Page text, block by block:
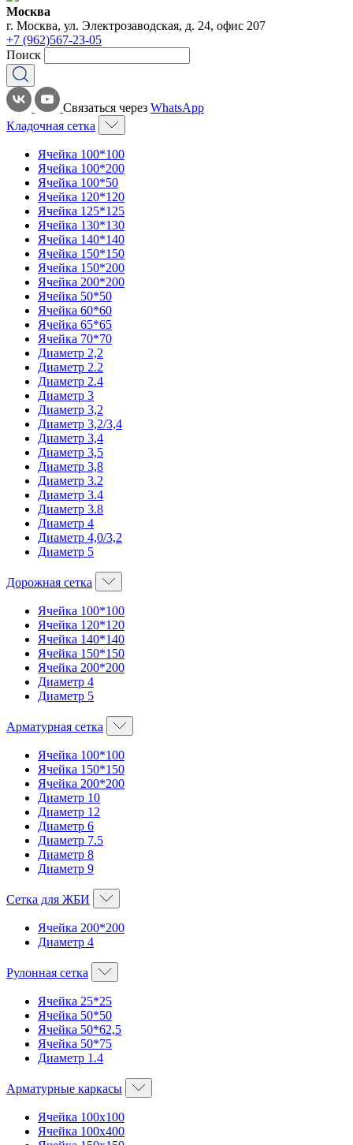
Москва
г. Москва, ул. Электрозаводская, д. 24, офис 207
+7 (962)567-23-05
Поиск
Связаться через WhatsApp
Кладочная сетка
Ячейка 100*100
Ячейка 100*200
Ячейка 100*50
Ячейка 120*120
Ячейка 125*125
Ячейка 130*130
Ячейка 140*140
Ячейка 150*150
Ячейка 150*200
Ячейка 200*200
Ячейка 50*50
Ячейка 60*60
Ячейка 65*65
Ячейка 70*70
Диаметр 2,2
Диаметр 2.2
Диаметр 2.4
Диаметр 3
Диаметр 3,2
Диаметр 3,2/3,4
Диаметр 3,4
Диаметр 3,5
Диаметр 3,8
Диаметр 3.2
Диаметр 3.4
Диаметр 3.8
Диаметр 4
Диаметр 4,0/3,2
Диаметр 5
Дорожная сетка
Ячейка 100*100
Ячейка 120*120
Ячейка 140*140
Ячейка 150*150
Ячейка 200*200
Диаметр 4
Диаметр 5
Арматурная сетка
Ячейка 100*100
Ячейка 150*150
Ячейка 200*200
Диаметр 10
Диаметр 12
Диаметр 6
Диаметр 7.5
Диаметр 8
Диаметр 9
Сетка для ЖБИ
Ячейка 200*200
Диаметр 4
Рулонная сетка
Ячейка 25*25
Ячейка 50*50
Ячейка 50*62,5
Ячейка 50*75
Диаметр 1.4
Арматурные каркасы
Ячейка 100х100
Ячейка 100х400